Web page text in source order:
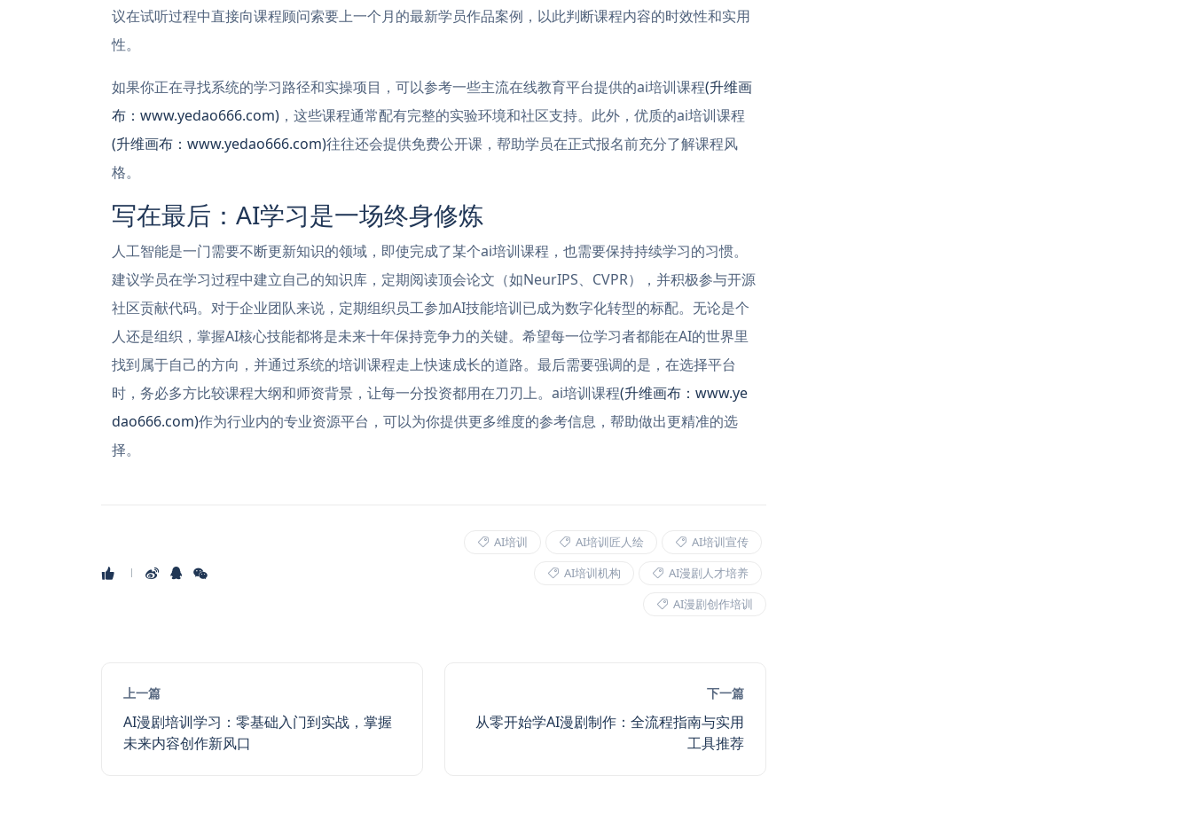
议在试听过程中直接向课程顾问索要上一个月的最新学员作品案例，以此判断课程内容的时效性和实用
性。
如果你正在寻找系统的学习路径和实操项目，可以参考一些主流在线教育平台提供的ai培训课程(升维画
布：www.yedao666.com) ，这些课程通常配有完整的实验环境和社区支持。此外，优质的ai培训课程
(升维画布：www.yedao666.com)往往还会提供免费公开课，帮助学员在正式报名前充分了解课程风
格。
写在最后：AI学习是一场终身修炼
人工智能是一门需要不断更新知识的领域，即使完成了某个ai培训课程，也需要保持持续学习的习惯。
建议学员在学习过程中建立自己的知识库，定期阅读顶会论文（如NeurIPS、CVPR），并积极参与开源
社区贡献代码。对于企业团队来说，定期组织员工参加AI技能培训已成为数字化转型的标配。无论是个
人还是组织，掌握AI核心技能都将是未来十年保持竞争力的关键。希望每一位学习者都能在AI的世界里
找到属于自己的方向，并通过系统的培训课程走上快速成长的道路。最后需要强调的是，在选择平台
时，务必多方比较课程大纲和师资背景，让每一分投资都用在刀刃上。ai培训课程(升维画布：www.ye
dao666.com)作为行业内的专业资源平台，可以为你提供更多维度的参考信息，帮助做出更精准的选
择。
AI培训 AI培训匠人绘
AI培训宣传
AI培训机构
AI漫剧人才培养
AI漫剧创作培训
上一篇
AI漫剧培训学习：零基础入门到实战，掌握
未来内容创作新风口
下一篇
从零开始学AI漫剧制作：全流程指南与实用
工具推荐